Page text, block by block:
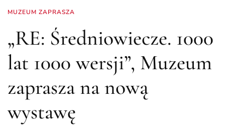
MUZEUM ZAPRASZA
„RE: Średniowiecze. 1000
lat 1000 wersji”, Muzeum
zaprasza na nową
wystawę